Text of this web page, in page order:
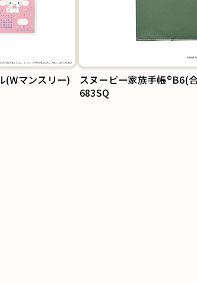
(Wマンスリー)
スヌーピー家族手帳®B6(
683SQ